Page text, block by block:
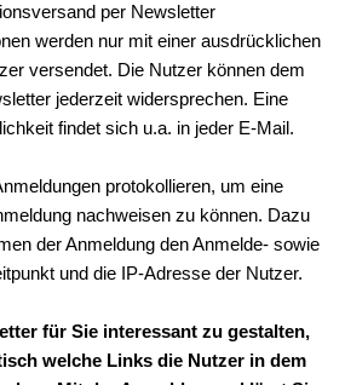
per Newsletter
werden nur mit einer ausdrücklichen
versendet. Die Nutzer können dem
jederzeit widersprechen. Eine
findet sich u.a. in jeder E-Mail.
protokollieren, um eine
nachweisen zu können. Dazu
der Anmeldung den Anmelde- sowie
und die IP-Adresse der Nutzer.
für Sie interessant zu gestalten,
welche Links die Nutzer in dem